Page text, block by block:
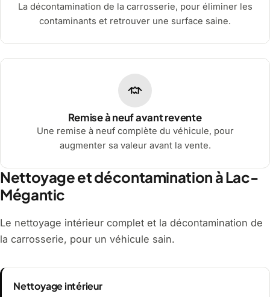
La décontamination de la carrosserie, pour éliminer les
contaminants et retrouver une surface saine.
Remise à neuf avant revente
Une remise à neuf complète du véhicule, pour
augmenter sa valeur avant la vente.
Nettoyage et décontamination à Lac-
Mégantic
Le nettoyage intérieur complet et la décontamination de
la carrosserie, pour un véhicule sain.
Nettoyage intérieur